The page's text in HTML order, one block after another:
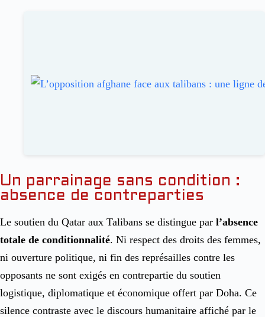
Un parrainage sans condition :
absence de contreparties
Le soutien du Qatar aux Talibans se distingue par l’absence
totale de conditionnalité. Ni respect des droits des femmes,
ni ouverture politique, ni fin des représailles contre les
opposants ne sont exigés en contrepartie du soutien
logistique, diplomatique et économique offert par Doha. Ce
silence contraste avec le discours humanitaire affiché par le